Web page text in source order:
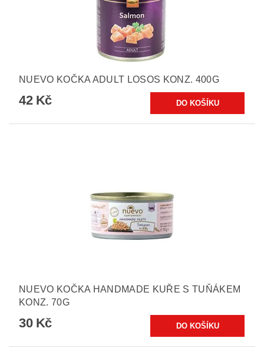
NUEVO KOČKA ADULT LOSOS KONZ. 400G
42 Kč
NUEVO KOČKA HANDMADE KUŘE S TUŇÁKEM
KONZ. 70G
30 Kč